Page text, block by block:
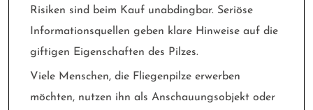
Risiken sind beim Kauf unabdingbar. Seriöse
Informationsquellen geben klare Hinweise auf die
giftigen Eigenschaften des Pilzes.
Viele Menschen, die Fliegenpilze erwerben
möchten, nutzen ihn als Anschauungsobjekt oder